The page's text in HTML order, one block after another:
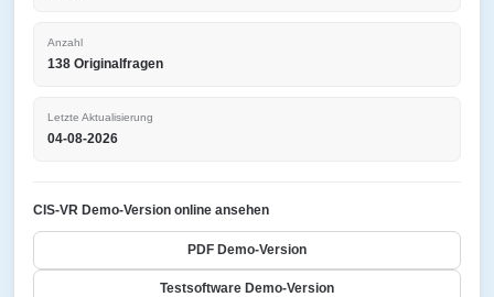
Anzahl
138 Originalfragen
Letzte Aktualisierung
04-08-2026
CIS-VR Demo-Version online ansehen
PDF Demo-Version
Testsoftware Demo-Version